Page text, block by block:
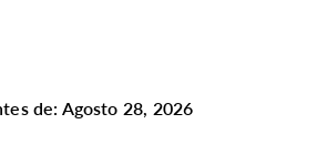
de: Agosto 28, 2026